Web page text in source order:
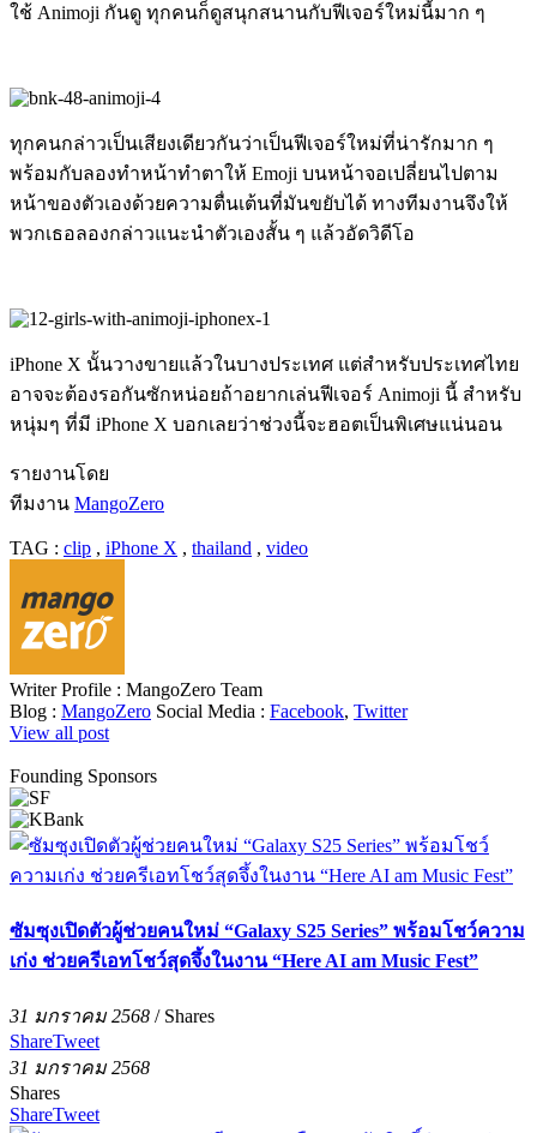
ใช้ Animoji กันดู ทุกคนก็ดูสนุกสนานกับฟีเจอร์ใหม่นี้มาก ๆ
ทุกคนกล่าวเป็นเสียงเดียวกันว่าเป็นฟีเจอร์ใหม่ที่น่ารักมาก ๆ
พร้อมกับลองทำหน้าทำตาให้ Emoji บนหน้าจอเปลี่ยนไปตาม
หน้าของตัวเองด้วยความตื่นเต้นที่มันขยับได้ ทางทีมงานจึงให้
พวกเธอลองกล่าวแนะนำตัวเองสั้น ๆ แล้วอัดวิดีโอ
iPhone X นั้นวางขายแล้วในบางประเทศ แต่สำหรับประเทศไทย
อาจจะต้องรอกันซักหน่อยถ้าอยากเล่นฟีเจอร์ Animoji นี้ สำหรับ
หนุ่มๆ ที่มี iPhone X บอกเลยว่าช่วงนี้จะฮอตเป็นพิเศษแน่นอน
รายงานโดย
ทีมงาน MangoZero
TAG : clip , iPhone X , thailand , video
Writer Profile : MangoZero Team
Blog : MangoZero Social Media : Facebook, Twitter
View all post
Founding Sponsors
ซัมซุงเปิดตัวผู้ช่วยคนใหม่ “Galaxy S25 Series” พร้อมโชว์ความ
เก่ง ช่วยครีเอทโชว์สุดจึ้งในงาน “Here AI am Music Fest”
31 มกราคม 2568 / Shares
ShareTweet
31 มกราคม 2568
Shares
ShareTweet